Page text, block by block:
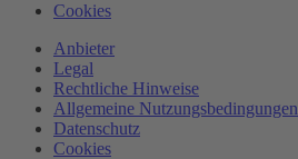
Cookies
Anbieter
Legal
Rechtliche Hinweise
Allgemeine Nutzungsbedingungen
Datenschutz
Cookies